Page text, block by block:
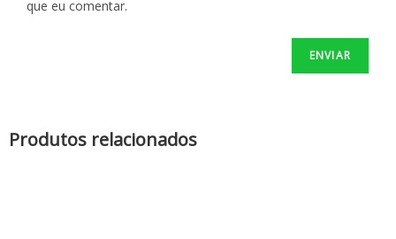
que eu comentar.
Produtos relacionados